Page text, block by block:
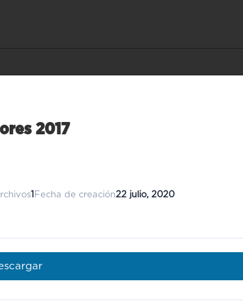
2017
1 Fecha de creación22 julio, 2020